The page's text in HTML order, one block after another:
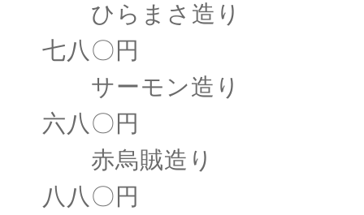
ひらまさ造り
七八〇円
サーモン造り
六八〇円
赤烏賊造り
八八〇円